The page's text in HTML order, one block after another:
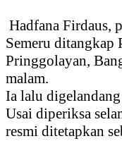
Hadfana Firdaus,
Semeru ditangkap
Pringgolayan,
malam.
Ia lalu
Usai diperiksa
resmi ditetapkan